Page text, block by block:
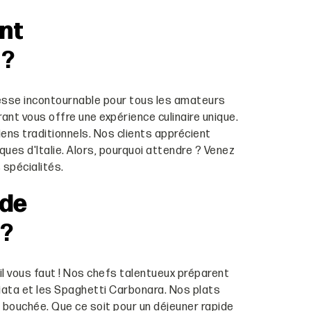
incontournable pour tous les amateurs
vous offre une expérience culinaire unique.
traditionnels. Nos clients apprécient
d'Italie. Alors, pourquoi attendre ? Venez
spécialités.
vous faut ! Nos chefs talentueux préparent
et les Spaghetti Carbonara. Nos plats
Que ce soit pour un déjeuner rapide